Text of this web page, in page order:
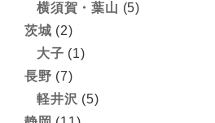
横須賀・葉山 (5)
茨城 (2)
大子 (1)
長野 (7)
軽井沢 (5)